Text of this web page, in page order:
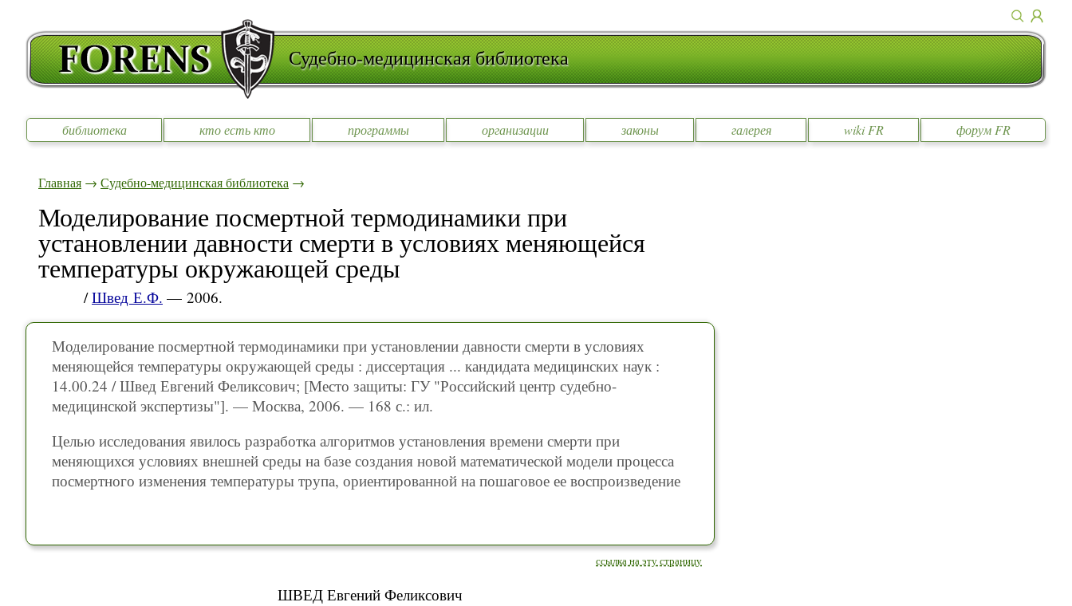
Судебно-медицинская библиотека
библиотека кто есть кто программы организации законы галерея wiki FR форум FR
Главная → Судебно-медицинская библиотека →
Моделирование посмертной термодинамики при
установлении давности смерти в условиях меняющейся
температуры окружающей среды
/Швед Е.Ф. — 2006.
Моделирование посмертной термодинамики при установлении давности смерти в условиях
меняющейся температуры окружающей среды : диссертация ... кандидата медицинских наук :
14.00.24 / Швед Евгений Феликсович; [Место защиты: ГУ "Российский центр судебно-
медицинской экспертизы"]. — Москва, 2006. — 168 с.: ил.
Целью исследования явилось разработка алгоритмов установления времени смерти при
меняющихся условиях внешней среды на базе создания новой математической модели процесса
посмертного изменения температуры трупа, ориентированной на пошаговое ее воспроизведение
ссылка на эту страницу
ШВЕД Евгений Феликсович